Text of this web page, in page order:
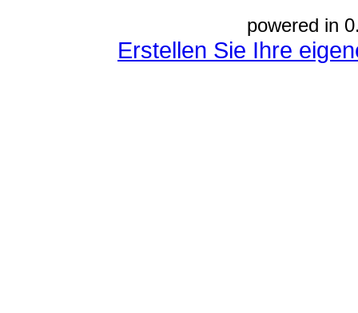
powered in
Erstellen Sie Ihre